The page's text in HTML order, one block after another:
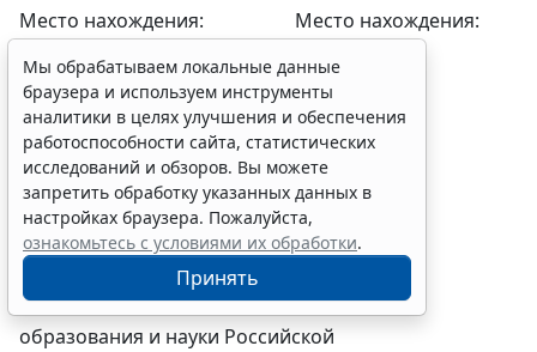
Место нахождения: Место нахождения:
125993, Москва, Тверская ул.,
д. 11, стр. 4 тел. (495)629-25-01
Банковские реквизиты: Банковские
реквизиты:
ИНН 7710539135 Межрегиональное
операционное УФК (Министерство
образования и науки Российской
запретить обработку указанных данных в
настройках браузера. Пожалуйста,
ознакомьтесь с условиями их обработки
Принять
Erid: 4CQwVszH9pWwojUA9Q3 Реклама
Получите полный доступ к системе
ГАРАНТ бесплатно на 3 дня!
Получить доступ